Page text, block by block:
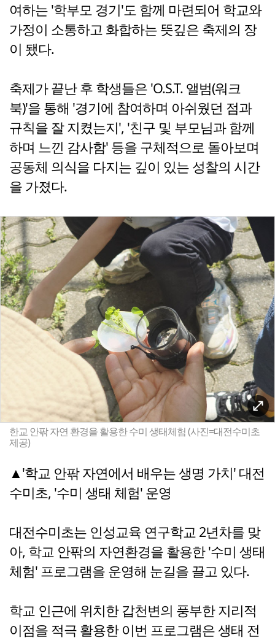
여하는 '학부모 경기'도 함께 마련되어 학교와
가정이 소통하고 화합하는 뜻깊은 축제의 장
이 됐다.
축제가 끝난 후 학생들은 'O.S.T. 앨범(워크
북)'을 통해 '경기에 참여하며 아쉬웠던 점과
규칙을 잘 지켰는지', '친구 및 부모님과 함께
하며 느낀 감사함' 등을 구체적으로 돌아보며
공동체 의식을 다지는 깊이 있는 성찰의 시간
을 가졌다.
한교 안팎 자연 환경을 활용한 수미 생태체험 (사진=대전수미초
제공)
▲'학교 안팎 자연에서 배우는 생명 가치' 대전
수미초, '수미 생태 체험' 운영
대전수미초는 인성교육 연구학교 2년차를 맞
아, 학교 안팎의 자연환경을 활용한 '수미 생태
체험' 프로그램을 운영해 눈길을 끌고 있다.
학교 인근에 위치한 갑천변의 풍부한 지리적
이점을 적극 활용한 이번 프로그램은 생태 전